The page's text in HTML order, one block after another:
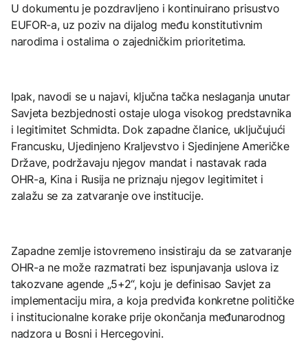
U dokumentu je pozdravljeno i kontinuirano prisustvo
EUFOR-a, uz poziv na dijalog među konstitutivnim
narodima i ostalima o zajedničkim prioritetima.
Ipak, navodi se u najavi, ključna tačka neslaganja unutar
Savjeta bezbjednosti ostaje uloga visokog predstavnika
i legitimitet Schmidta. Dok zapadne članice, uključujući
Francusku, Ujedinjeno Kraljevstvo i Sjedinjene Američke
Države, podržavaju njegov mandat i nastavak rada
OHR-a, Kina i Rusija ne priznaju njegov legitimitet i
zalažu se za zatvaranje ove institucije.
Zapadne zemlje istovremeno insistiraju da se zatvaranje
OHR-a ne može razmatrati bez ispunjavanja uslova iz
takozvane agende „5+2“, koju je definisao Savjet za
implementaciju mira, a koja predviđa konkretne političke
i institucionalne korake prije okončanja međunarodnog
nadzora u Bosni i Hercegovini.